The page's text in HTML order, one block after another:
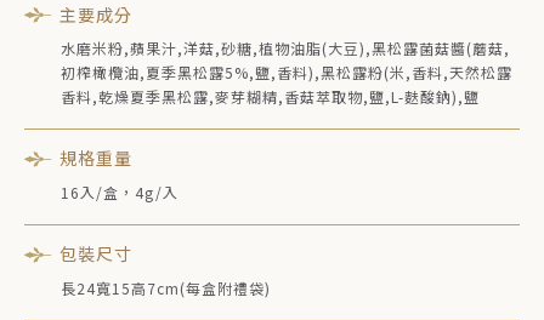
主要成分
水磨米粉,蘋果汁,洋菇,砂糖,植物油脂(大豆),黑松露菌菇醬(蘑菇,
初榨橄欖油,夏季黑松露5%,鹽,香料),黑松露粉(米,香料,天然松露
香料,乾燥夏季黑松露,麥芽糊精,香菇萃取物,鹽,L-麩酸鈉),鹽
規格重量
16入/盒，4g/入
包裝尺寸
長24寬15高7cm(每盒附禮袋)